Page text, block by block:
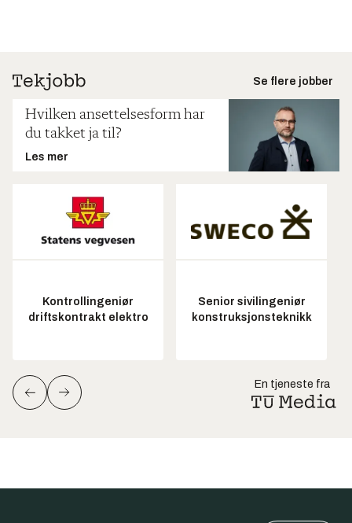
Se flere jobber
Hvilken ansettelsesform har
du takket ja til?
Les mer
Kontrollingeniør
driftskontrakt elektro
Senior sivilingeniør
konstruksjonsteknikk
En tjeneste fra